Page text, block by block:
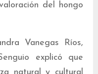
del hongo
Vanegas Ríos,
explicó que